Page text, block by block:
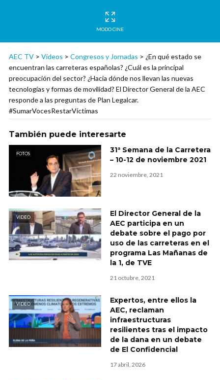
MODO CINE
AEC TV > Vídeos > Congresos y Jornadas > ¿En qué estado se
encuentran las carreteras españolas? ¿Cuál es la principal
preocupación del sector? ¿Hacia dónde nos llevan las nuevas
tecnologías y formas de movilidad? El Director General de la AEC
responde a las preguntas de Plan Legalcar.
#SumarVocesRestarVíctimas
También puede interesarte
FOTOS
31ª Semana de la Carretera
– 10-12 de noviembre 2021
22 noviembre, 2021
VIDEO
El Director General de la
AEC participa en un
debate sobre el pago por
uso de las carreteras en el
programa Las Mañanas de
la 1, de TVE
21 octubre, 2021
VIDEO
Expertos, entre ellos la
AEC, reclaman
infraestructuras
resilientes tras el impacto
de la dana en un debate
de El Confidencial
17 abril, 2026